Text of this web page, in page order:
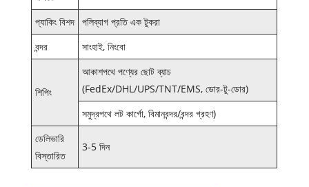
প্যাকিং বিশদ পলিব্যাগ প্রতি এক টুকরা
বন্দর
সাংহাই, নিংবো
শিপিং
আকাশপথে পণ্যের ছোট ব্যাচ
(FedEx/DHL/UPS/TNT/EMS, ডোর-টু-ডোর)
সমুদ্রপথে লট কার্গো, বিমানবন্দর/বন্দর গ্রহণ)
ডেলিভারি
বিস্তারিত
3-5 দিন